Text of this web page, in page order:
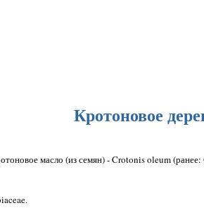
Кротоновое
масло (из семян) - Crotonis oleum